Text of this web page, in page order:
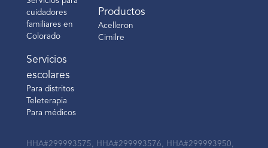
cuidadores
familiares en
Colorado
Servicios
escolares
Para distritos
Teleterapia
Para médicos
Productos
Acelleron
Cimilre
HHA#299993575, HHA#299993576, HHA#299993950,